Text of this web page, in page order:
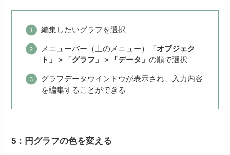
編集したいグラフを選択
メニューバー（上のメニュー）
「オブジェク
ト」＞「グラフ」＞「データ」 の順で選択
グラフデータウインドウが表示され、入力内容
を編集することができる
5：円グラフの色を変える